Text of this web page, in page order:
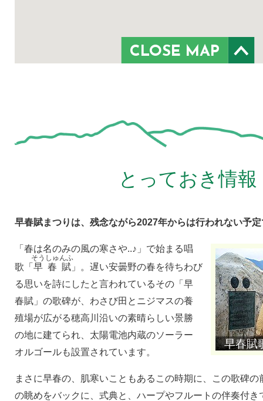
CLOSE MAP
とっておき情報
早春賦まつりは、残念ながら2027年からは行われない予
早春賦
「春は名のみの風の寒さや..♪」で始まる唱
歌「早春賦
そうしゅんふ
」。遅い安曇野の春を待ちわび
る思いを詩にしたと言われているその「早
春賦」の歌碑が、わさび田とニジマスの養
殖場が広がる穂高川沿いの素晴らしい景勝
の地に建てられ、太陽電池内蔵のソーラー
オルゴールも設置されています。
まさに早春の、肌寒いこともあるこの時期に、この歌碑
の眺めをバックに、式典と、ハープやフルートの伴奏付き